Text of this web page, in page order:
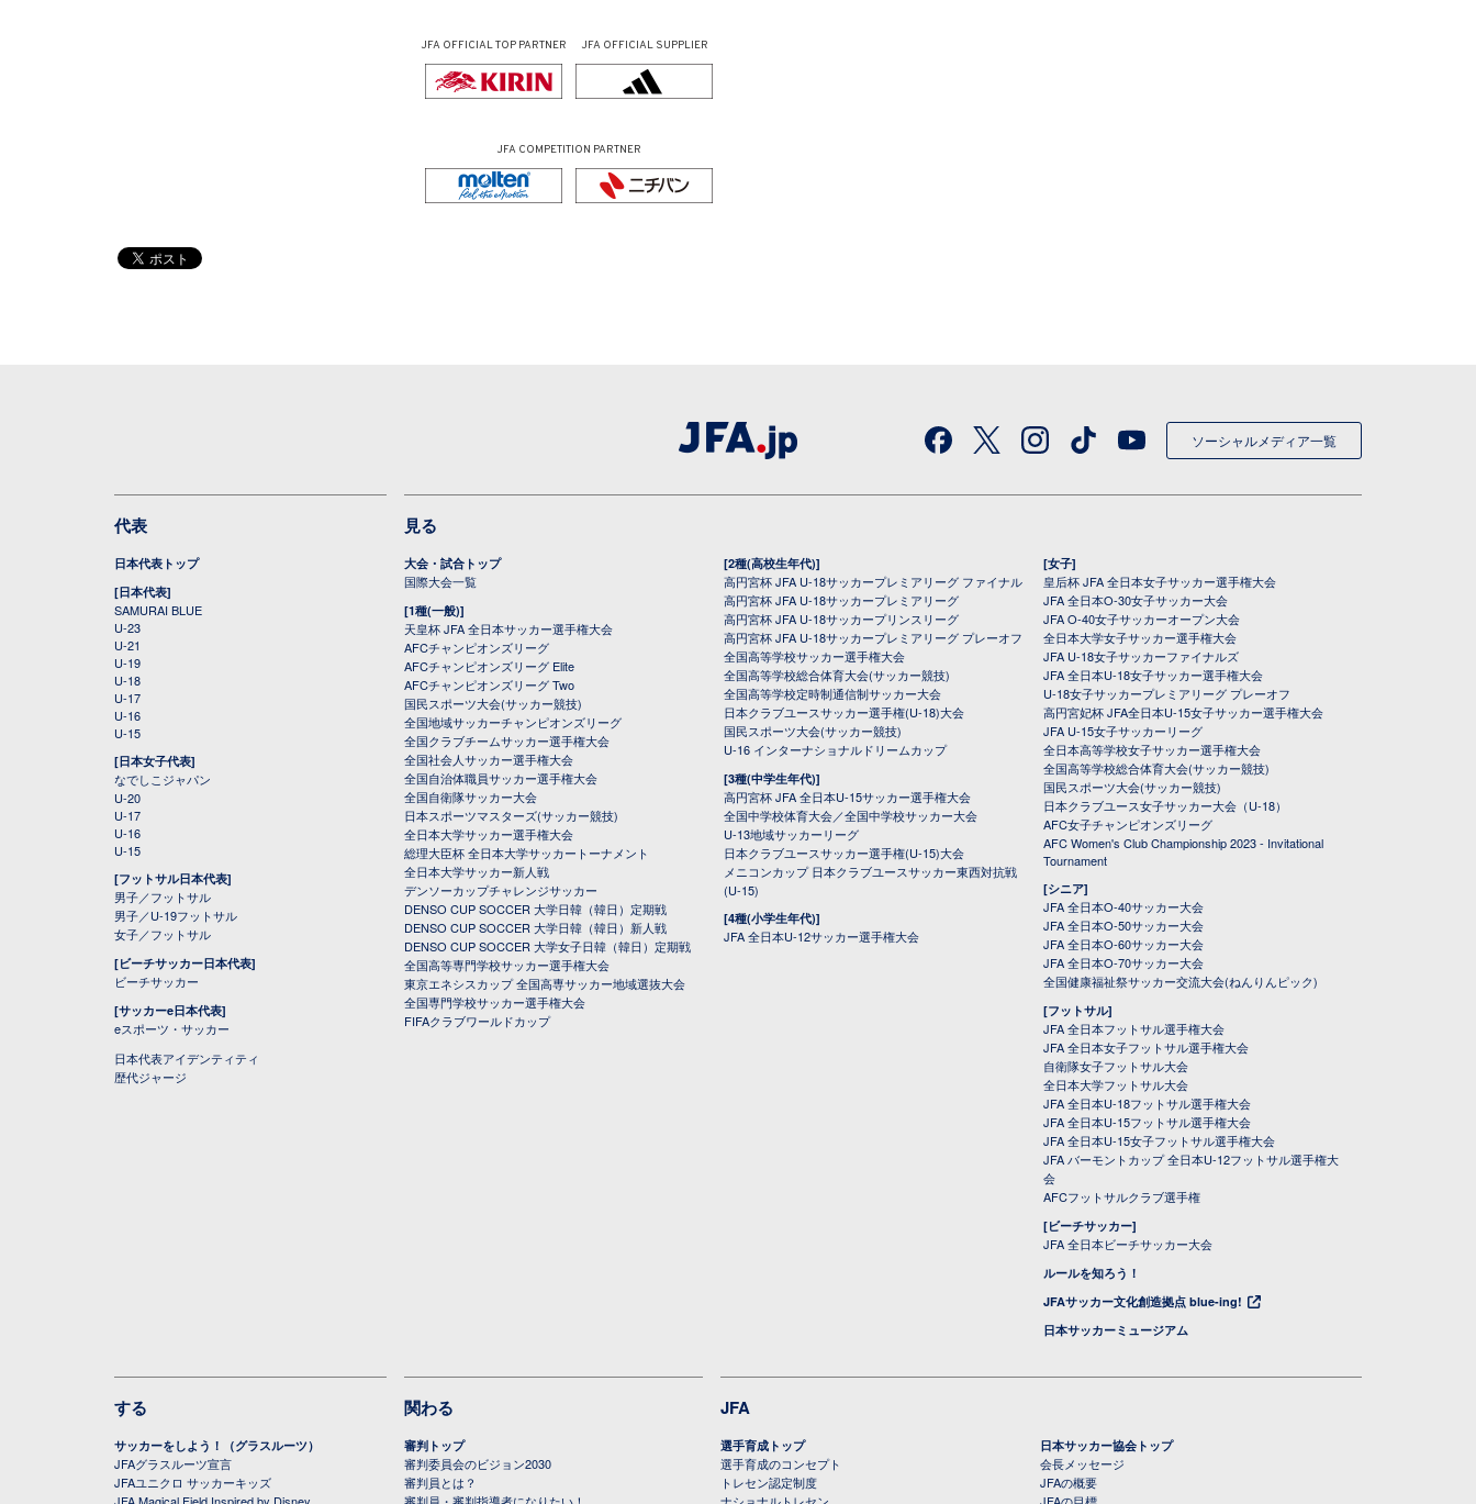
JFA OFFICIALTOP PARTNER JFA OFFICIAL SUPPLIER
JFA COMPETITION PARTNER
ソーシャルメディア一覧
代表
日本代表トップ
[日本代表]
SAMURAI BLUE
U-23
U-21
U-19
U-18
U-17
U-16
U-15
[日本女子代表]
なでしこジャパン
U-20
U-17
U-16
U-15
[フットサル日本代表]
男子／フットサル
男子／U-19フットサル
女子／フットサル
[ビーチサッカー日本代表]
ビーチサッカー
[サッカーe日本代表]
eスポーツ・サッカー
日本代表アイデンティティ
歴代ジャージ
見る
大会・試合トップ
国際大会一覧
[1種(一般)]
天皇杯 JFA 全日本サッカー選手権大会
AFCチャンピオンズリーグ
AFCチャンピオンズリーグ Elite
AFCチャンピオンズリーグ Two
国民スポーツ大会(サッカー競技)
全国地域サッカーチャンピオンズリーグ
全国クラブチームサッカー選手権大会
全国社会人サッカー選手権大会
全国自治体職員サッカー選手権大会
全国自衛隊サッカー大会
日本スポーツマスターズ(サッカー競技)
全日本大学サッカー選手権大会
総理大臣杯 全日本大学サッカートーナメント
全日本大学サッカー新人戦
デンソーカップチャレンジサッカー
DENSO CUP SOCCER 大学日韓（韓日）定期戦
DENSO CUP SOCCER 大学日韓（韓日）新人戦
DENSO CUP SOCCER 大学女子日韓（韓日）定期戦
全国高等専門学校サッカー選手権大会
東京エネシスカップ 全国高専サッカー地域選抜大会
全国専門学校サッカー選手権大会
FIFAクラブワールドカップ
[2種(高校生年代)]
高円宮杯 JFA U-18サッカープレミアリーグ ファイナル
高円宮杯 JFA U-18サッカープレミアリーグ
高円宮杯 JFA U-18サッカープリンスリーグ
高円宮杯 JFA U-18サッカープレミアリーグ プレーオフ
全国高等学校サッカー選手権大会
全国高等学校総合体育大会(サッカー競技)
全国高等学校定時制通信制サッカー大会
日本クラブユースサッカー選手権(U-18)大会
国民スポーツ大会(サッカー競技)
U-16 インターナショナルドリームカップ
[3種(中学生年代)]
高円宮杯 JFA 全日本U-15サッカー選手権大会
全国中学校体育大会／全国中学校サッカー大会
U-13地域サッカーリーグ
日本クラブユースサッカー選手権(U-15)大会
メニコンカップ 日本クラブユースサッカー東西対抗戦
(U-15)
[4種(小学生年代)]
JFA 全日本U-12サッカー選手権大会
[女子]
皇后杯 JFA 全日本女子サッカー選手権大会
JFA 全日本O-30女子サッカー大会
JFA O-40女子サッカーオープン大会
全日本大学女子サッカー選手権大会
JFA U-18女子サッカーファイナルズ
JFA 全日本U-18女子サッカー選手権大会
U-18女子サッカープレミアリーグ プレーオフ
高円宮妃杯 JFA全日本U-15女子サッカー選手権大会
JFA U-15女子サッカーリーグ
全日本高等学校女子サッカー選手権大会
全国高等学校総合体育大会(サッカー競技)
国民スポーツ大会(サッカー競技)
日本クラブユース女子サッカー大会（U-18）
AFC女子チャンピオンズリーグ
AFC Women's Club Championship 2023 - Invitational
Tournament
[シニア]
JFA 全日本O-40サッカー大会
JFA 全日本O-50サッカー大会
JFA 全日本O-60サッカー大会
JFA 全日本O-70サッカー大会
全国健康福祉祭サッカー交流大会(ねんりんピック)
[フットサル]
JFA 全日本フットサル選手権大会
JFA 全日本女子フットサル選手権大会
自衛隊女子フットサル大会
全日本大学フットサル大会
JFA 全日本U-18フットサル選手権大会
JFA 全日本U-15フットサル選手権大会
JFA 全日本U-15女子フットサル選手権大会
JFA バーモントカップ 全日本U-12フットサル選手権大
会
AFCフットサルクラブ選手権
[ビーチサッカー]
JFA 全日本ビーチサッカー大会
ルールを知ろう！
JFAサッカー文化創造拠点 blue-ing!
日本サッカーミュージアム
する
サッカーをしよう！（グラスルーツ）
JFAグラスルーツ宣言
JFAユニクロ サッカーキッズ
JFA Magical Field Inspired by Disney
関わる
審判トップ
審判委員会のビジョン2030
審判員とは？
審判員・審判指導者になりたい！
JFA
選手育成トップ
選手育成のコンセプト
トレセン認定制度
ナショナルトレセン
日本サッカー協会トップ
会長メッセージ
JFAの概要
JFAの目標